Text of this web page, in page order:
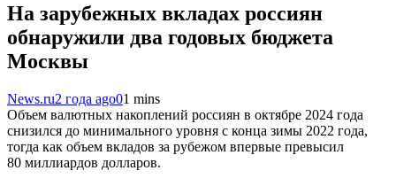
На зарубежных вкладах россиян
обнаружили два годовых бюджета
Москвы
News.ru2 года ago01 mins
Объем валютных накоплений россиян в октябре 2024 года
снизился до минимального уровня с конца зимы 2022 года,
тогда как объем вкладов за рубежом впервые превысил
80 миллиардов долларов.